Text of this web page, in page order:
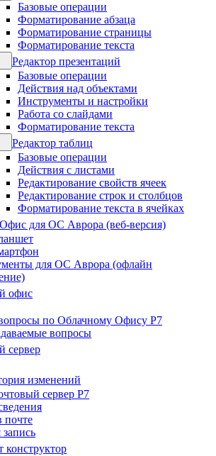
Базовые операции
Форматирование абзаца
Форматирование страницы
Форматирование текста
Редактор презентаций
Базовые операции
Действия над объектами
Инструменты и настройки
Работа со слайдами
Форматирование текста
Редактор таблиц
Базовые операции
Действия с листами
Редактирование свойств ячеек
Редактирование строк и столбцов
Форматирование текста в ячейках
для ОС Аврора (веб-версия)
для ОС Аврора (офлайн
офис
по Облачному Офису Р7
вопросы
сервер
изменений
сервер Р7
почте
конструктор